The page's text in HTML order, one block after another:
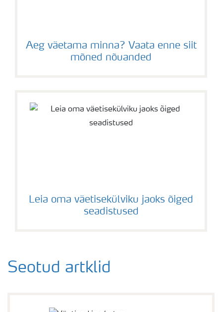
Aeg väetama minna? Vaata enne siit
mõned nõuanded
Leia oma väetisekülviku jaoks õiged
seadistused
Seotud artklid